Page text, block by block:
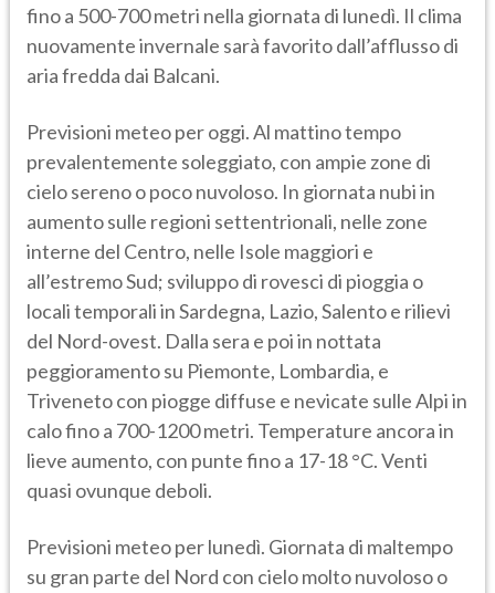
fino a 500-700 metri nella giornata di lunedì. Il clima
nuovamente invernale sarà favorito dall’afflusso di
aria fredda dai Balcani.
Previsioni meteo per oggi. Al mattino tempo
prevalentemente soleggiato, con ampie zone di
cielo sereno o poco nuvoloso. In giornata nubi in
aumento sulle regioni settentrionali, nelle zone
interne del Centro, nelle Isole maggiori e
all’estremo Sud; sviluppo di rovesci di pioggia o
locali temporali in Sardegna, Lazio, Salento e rilievi
del Nord-ovest. Dalla sera e poi in nottata
peggioramento su Piemonte, Lombardia, e
Triveneto con piogge diffuse e nevicate sulle Alpi in
calo fino a 700-1200 metri. Temperature ancora in
lieve aumento, con punte fino a 17-18 °C. Venti
quasi ovunque deboli.
Previsioni meteo per lunedì. Giornata di maltempo
su gran parte del Nord con cielo molto nuvoloso o